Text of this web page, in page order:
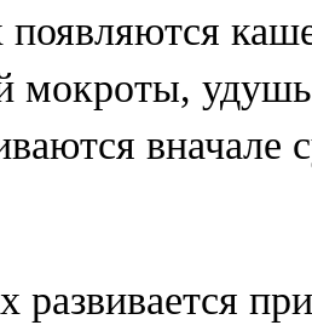
мокроты,
вначале
развивается